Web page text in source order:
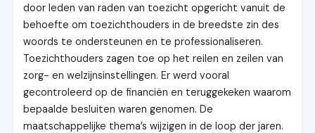
door leden van raden van toezicht opgericht vanuit de
behoefte om toezichthouders in de breedste zin des
woords te ondersteunen en te professionaliseren.
Toezichthouders zagen toe op het reilen en zeilen van
zorg- en welzijnsinstellingen. Er werd vooral
gecontroleerd op de financiën en teruggekeken waarom
bepaalde besluiten waren genomen. De
maatschappelijke thema’s wijzigen in de loop der jaren.